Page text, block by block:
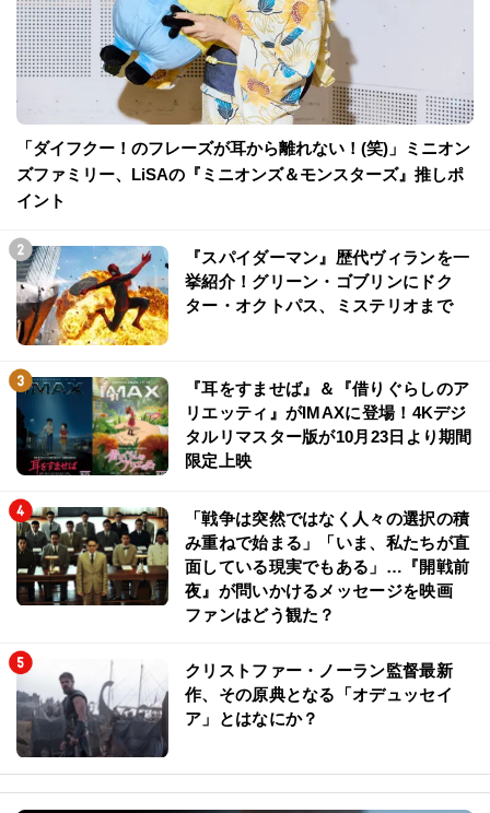
「ダイフクー！のフレーズが耳から離れない！(笑)」ミニオン
ズファミリー、LiSAの『ミニオンズ＆モンスターズ』推しポ
イント
『スパイダーマン』歴代ヴィランを一
挙紹介！グリーン・ゴブリンにドク
ター・オクトパス、ミステリオまで
『耳をすませば』＆『借りぐらしのア
リエッティ』がIMAXに登場！4Kデジ
タルリマスター版が10月23日より期間
限定上映
「戦争は突然ではなく人々の選択の積
み重ねで始まる」「いま、私たちが直
面している現実でもある」…『開戦前
夜』が問いかけるメッセージを映画
ファンはどう観た？
クリストファー・ノーラン監督最新
作、その原典となる「オデュッセイ
ア」とはなにか？